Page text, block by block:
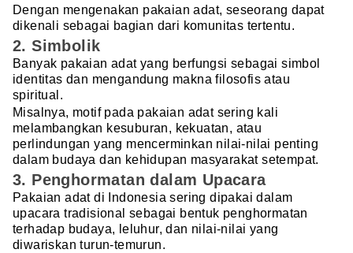
Dengan mengenakan pakaian adat, seseorang dapat
dikenali sebagai bagian dari komunitas tertentu.
2. Simbolik
Banyak pakaian adat yang berfungsi sebagai simbol
identitas dan mengandung makna filosofis atau
spiritual.
Misalnya, motif pada pakaian adat sering kali
melambangkan kesuburan, kekuatan, atau
perlindungan yang mencerminkan nilai-nilai penting
dalam budaya dan kehidupan masyarakat setempat.
3. Penghormatan dalam Upacara
Pakaian adat di Indonesia sering dipakai dalam
upacara tradisional sebagai bentuk penghormatan
terhadap budaya, leluhur, dan nilai-nilai yang
diwariskan turun-temurun.